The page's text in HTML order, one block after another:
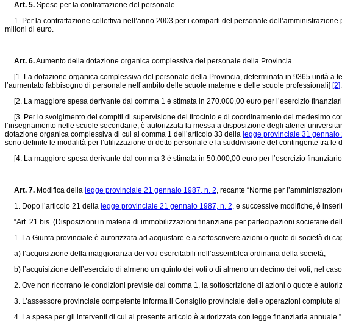
Art. 5. Spese per la contrattazione del personale.
1. Per la contrattazione collettiva nell’anno 2003 per i comparti del personale
milioni di euro.
Art. 6.Aumento della dotazione organica complessiva del personale della Provincia.
[1. La dotazione organica complessiva del personale della Provincia, determinata in 9365 unità a
l’aumentato fabbisogno di personale nell’ambito delle scuole materne e delle scuole professionali] [2].
[2. La maggiore spesa derivante dal comma 1 è stimata in 270.000,00 euro per l’esercizio
[3. Per lo svolgimento dei compiti di supervisione del tirocinio e di coordinamento del medesimo
l’insegnamento nelle scuole secondarie, è autorizzata la messa a disposizione degli atenei
dotazione organica complessiva di cui al comma 1 dell’articolo 33 della legge provinciale 31 gennaio
sono definite le modalità per l’utilizzazione di detto personale e la suddivisione del contingente tra
[4. La maggiore spesa derivante dal comma 3 è stimata in 50.000,00 euro per l’esercizio
Art. 7. Modifica della legge provinciale 21 gennaio 1987, n. 2, recante “Norme per
1. Dopo l’articolo 21 della legge provinciale 21 gennaio 1987, n. 2, e successive modifiche, è
“Art. 21 bis. (Disposizioni in materia di immobilizzazioni finanziarie per partecipazioni societarie
1. La Giunta provinciale è autorizzata ad acquistare e a sottoscrivere azioni o quote di società di
a) l’acquisizione della maggioranza dei voti esercitabili nell’assemblea ordinaria della società;
b) l’acquisizione dell’esercizio di almeno un quinto dei voti o di almeno un decimo dei voti, nel
2. Ove non ricorrano le condizioni previste dal comma 1, la sottoscrizione di azioni o quote è
3. L’assessore provinciale competente informa il Consiglio provinciale delle operazioni compiute
4. La spesa per gli interventi di cui al presente articolo è autorizzata con legge finanziaria annuale.”